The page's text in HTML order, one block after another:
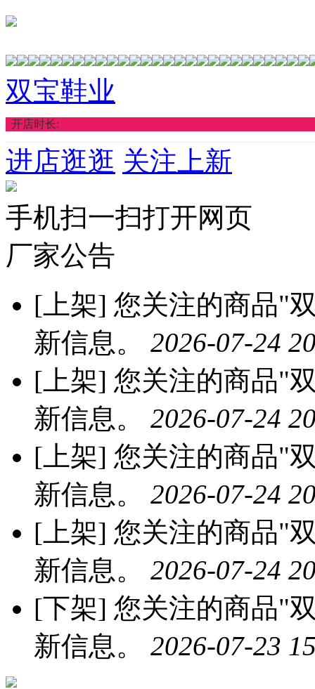
双宝鞋业
开店时长:
进店逛逛 关注上新
手机扫一扫打开网页
厂家公告
[上架] 您关注的商品"
新信息。 2026-07-24
[上架] 您关注的商品"
新信息。 2026-07-24
[上架] 您关注的商品"
新信息。 2026-07-24
[上架] 您关注的商品"
新信息。 2026-07-24
[下架] 您关注的商品"
新信息。 2026-07-23